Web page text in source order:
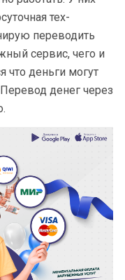
тех-
переводить
сервис, чего и
что деньги могут
денег через